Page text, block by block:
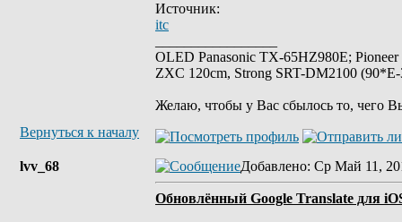
Источник:
itc
OLED Panasonic TX-65HZ980E;
ZXC 120cm, Strong SRT-DM2100
Желаю, чтобы у Вас сбылось то, чего
Вернуться к началу
lvv_68 Добавлено: Ср Май 11,
Обновлённый Google Translate для